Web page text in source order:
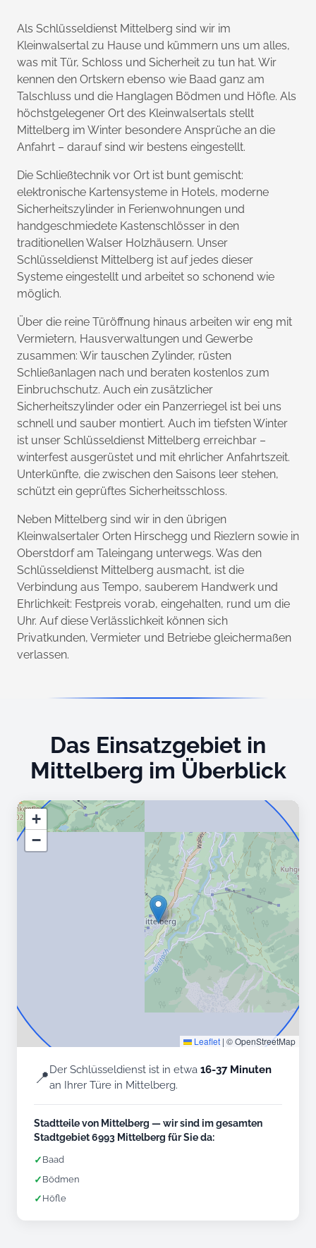
Als Schlüsseldienst Mittelberg sind wir im
Kleinwalsertal zu Hause und kümmern uns um alles,
was mit Tür, Schloss und Sicherheit zu tun hat. Wir
kennen den Ortskern ebenso wie Baad ganz am
Talschluss und die Hanglagen Bödmen und Höfle. Als
höchstgelegener Ort des Kleinwalsertals stellt
Mittelberg im Winter besondere Ansprüche an die
Anfahrt – darauf sind wir bestens eingestellt.
Die Schließtechnik vor Ort ist bunt gemischt:
elektronische Kartensysteme in Hotels, moderne
Sicherheitszylinder in Ferienwohnungen und
handgeschmiedete Kastenschlösser in den
traditionellen Walser Holzhäusern. Unser
Schlüsseldienst Mittelberg ist auf jedes dieser
Systeme eingestellt und arbeitet so schonend wie
möglich.
Über die reine Türöffnung hinaus arbeiten wir eng mit
Vermietern, Hausverwaltungen und Gewerbe
zusammen: Wir tauschen Zylinder, rüsten
Schließanlagen nach und beraten kostenlos zum
Einbruchschutz. Auch ein zusätzlicher
Sicherheitszylinder oder ein Panzerriegel ist bei uns
schnell und sauber montiert. Auch im tiefsten Winter
ist unser Schlüsseldienst Mittelberg erreichbar –
winterfest ausgerüstet und mit ehrlicher Anfahrtszeit.
Unterkünfte, die zwischen den Saisons leer stehen,
schützt ein geprüftes Sicherheitsschloss.
Neben Mittelberg sind wir in den übrigen
Kleinwalsertaler Orten Hirschegg und Riezlern sowie in
Oberstdorf am Taleingang unterwegs. Was den
Schlüsseldienst Mittelberg ausmacht, ist die
Verbindung aus Tempo, sauberem Handwerk und
Ehrlichkeit: Festpreis vorab, eingehalten, rund um die
Uhr. Auf diese Verlässlichkeit können sich
Privatkunden, Vermieter und Betriebe gleichermaßen
verlassen.
Das Einsatzgebiet in
Mittelberg im Überblick
+
−
Leaflet | © OpenStreetMap
📍Der Schlüsseldienst ist in etwa 16-37 Minuten
an Ihrer Türe in Mittelberg.
Stadtteile von Mittelberg — wir sind im gesamten
Stadtgebiet 6993 Mittelberg für Sie da:
✓ Baad
✓ Bödmen
✓ Höfle